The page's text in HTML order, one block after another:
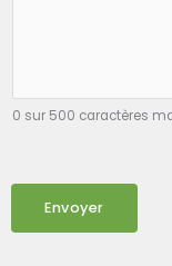
0 sur 500 caractères
Envoyer